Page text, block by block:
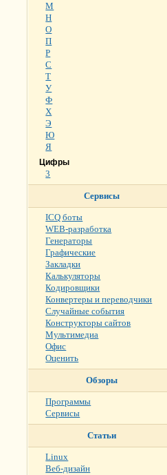
М
Н
О
П
Р
С
Т
У
Ф
Х
Э
Ю
Я
Цифры
3
Сервисы
ICQ боты
WEB-разработка
Генераторы
Графические
Закладки
Калькуляторы
Кодировщики
Конвертеры и переводчики
Случайные события
Конструкторы сайтов
Мультимедиа
Офис
Оценить
Обзоры
Программы
Сервисы
Статьи
Linux
Веб-дизайн